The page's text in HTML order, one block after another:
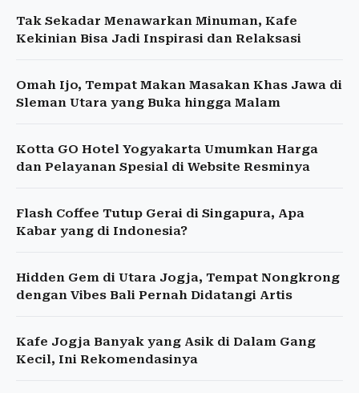
Tak Sekadar Menawarkan Minuman, Kafe
Kekinian Bisa Jadi Inspirasi dan Relaksasi
Omah Ijo, Tempat Makan Masakan Khas Jawa di
Sleman Utara yang Buka hingga Malam
Kotta GO Hotel Yogyakarta Umumkan Harga
dan Pelayanan Spesial di Website Resminya
Flash Coffee Tutup Gerai di Singapura, Apa
Kabar yang di Indonesia?
Hidden Gem di Utara Jogja, Tempat Nongkrong
dengan Vibes Bali Pernah Didatangi Artis
Kafe Jogja Banyak yang Asik di Dalam Gang
Kecil, Ini Rekomendasinya